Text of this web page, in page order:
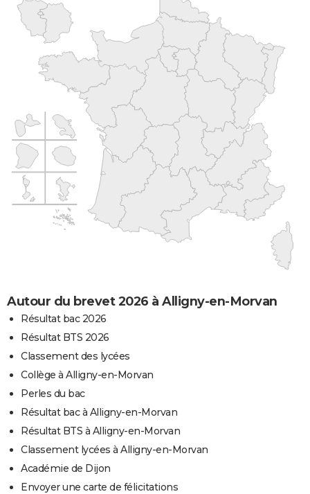
Autour du brevet 2026 à Alligny-en-Morvan
Résultat bac 2026
Résultat BTS 2026
Classement des lycées
Collège à Alligny-en-Morvan
Perles du bac
Résultat bac à Alligny-en-Morvan
Résultat BTS à Alligny-en-Morvan
Classement lycées à Alligny-en-Morvan
Académie de Dijon
Envoyer une carte de félicitations